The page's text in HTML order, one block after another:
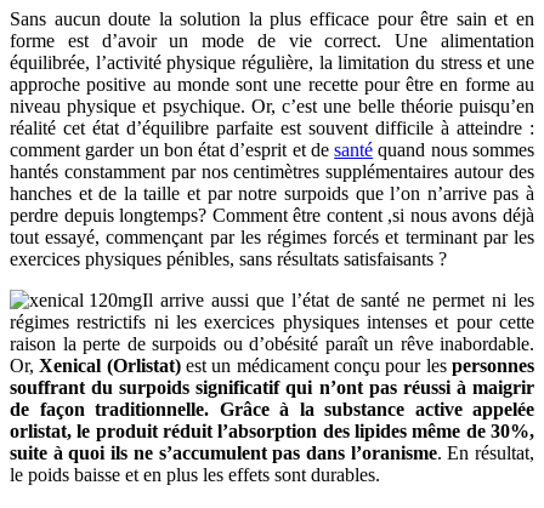
Sans aucun doute la solution la plus efficace pour être sain et en
forme est d’avoir un mode de vie correct. Une alimentation
équilibrée, l’activité physique régulière, la limitation du stress et une
approche positive au monde sont une recette pour être en forme au
niveau physique et psychique. Or, c’est une belle théorie puisqu’en
réalité cet état d’équilibre parfaite est souvent difficile à atteindre :
comment garder un bon état d’esprit et desanté quand nous sommes
hantés constamment par nos centimètres supplémentaires autour des
hanches et de la taille et par notre surpoids que l’on n’arrive pas à
perdre depuis longtemps? Comment être content ,si nous avons déjà
tout essayé, commençant par les régimes forcés et terminant par les
exercices physiques pénibles, sans résultats satisfaisants ?
Il arrive aussi que l’état de santé ne permet ni les
régimes restrictifs ni les exercices physiques intenses et pour cette
raison la perte de surpoids ou d’obésité paraît un rêve inabordable.
Or,Xenical (Orlistat)est un médicament conçu pour lespersonnes
souffrant du surpoids significatif qui n’ont pas réussi à maigrir
de façon traditionnelle. Grâce à la substance active appelée
orlistat, le produit réduit l’absorption des lipides même de 30%,
suite à quoi ils ne s’accumulent pas dans l’oranisme. En résultat,
le poids baisse et en plus les effets sont durables.